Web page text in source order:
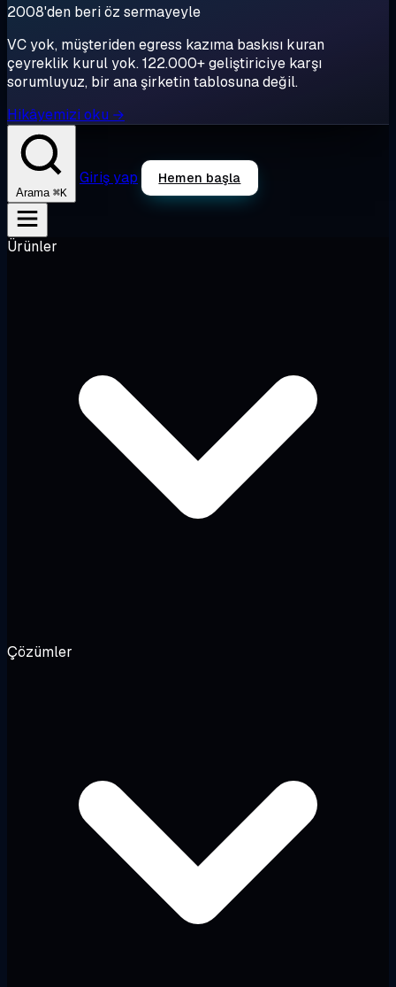
2008'den beri öz sermayeyle
VC yok, müşteriden egress kazıma baskısı kuran
çeyreklik kurul yok. 122.000+ geliştiriciye karşı
sorumluyuz, bir ana şirketin tablosuna değil.
Hikâyemizi oku →
Arama ⌘K
Giriş yap Hemen başla
Ürünler
Çözümler